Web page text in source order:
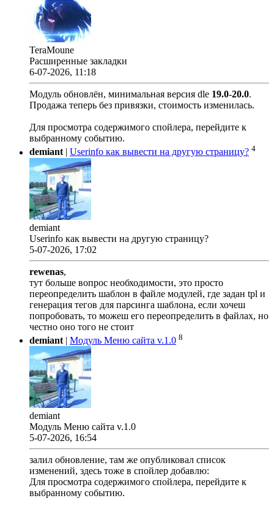
TeraMoune
Расширенные закладки
6-07-2026, 11:18
Модуль обновлён, минимальная версия dle 19.0-20.0.
Продажа теперь без привязки, стоимость изменилась.
Для просмотра содержимого спойлера, перейдите к
выбранному событию.
demiant| Userinfo как вывести на другую страницу? 4
demiant
Userinfo как вывести на другую страницу?
5-07-2026, 17:02
rewenas,
тут больше вопрос необходимости, это просто
переопределить шаблон в файле модулей, где задан tpl и
генерация тегов для парсинга шаблона, если хочеш
попробовать, то можеш его переопределить в файлах, но
честно оно того не стоит
demiant | Модуль Меню сайта v.1.0 8
demiant
Модуль Меню сайта v.1.0
5-07-2026, 16:54
залил обновление, там же опубликовал список
изменений, здесь тоже в спойлер добавлю:
Для просмотра содержимого спойлера, перейдите к
выбранному событию.